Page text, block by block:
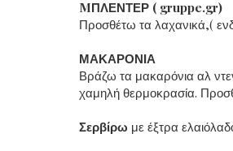
MΠΛΕΝΤΕΡ ( gruppe.gr)
Προσθέτω τα λαχανικά,(
ΜΑΚΑΡΟΝΙΑ
Βράζω τα μακαρόνια αλ
χαμηλή θερμοκρασία.
Σερβίρω με έξτρα